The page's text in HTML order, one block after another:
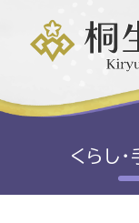
くらし